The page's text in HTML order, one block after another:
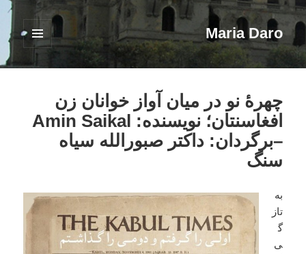
Maria Daro
فهرست
ابزارک‌ها
چهرۀ نو در میان آواز خوانان زن
افغاسنتان؛ نویسنده: Amin Saikal
–برگردان: داکتر صبورالله سیاه
سنگ
به‌
تاز
گ
ی